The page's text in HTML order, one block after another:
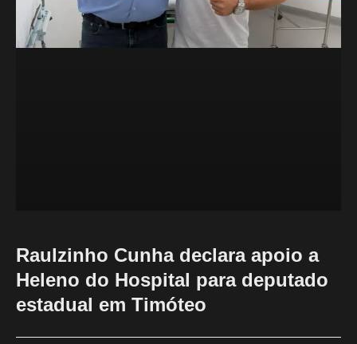
Raulzinho Cunha declara apoio a
Heleno do Hospital para deputado
estadual em Timóteo